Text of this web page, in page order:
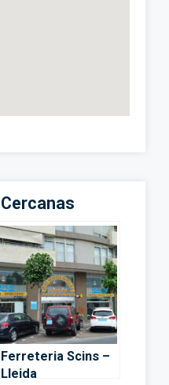
Ferreteria Scins –
Lleida